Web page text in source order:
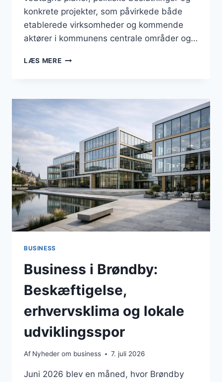
konkrete projekter, som påvirkede både
etablerede virksomheder og kommende
aktører i kommunens centrale områder og…
LÆS MEREBUSINESS
BYUDVIKLING
OG
JULI
2026
BUSINESS
Business i Brøndby:
Beskæftigelse,
erhvervsklima og lokale
udviklingsspor
Af Nyheder om business 7. juli 2026
Juni 2026 blev en måned, hvor Brøndby